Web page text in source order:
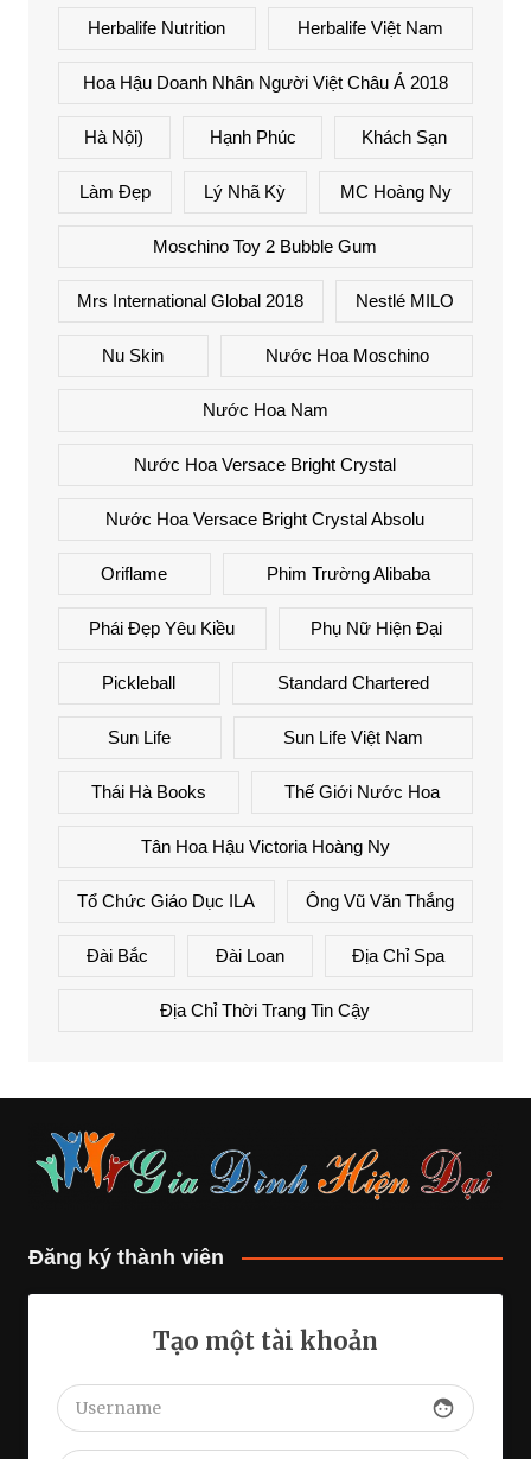
Herbalife Nutrition Herbalife Việt Nam
Hoa Hậu Doanh Nhân Người Việt Châu Á 2018
Hà Nội) Hạnh Phúc Khách Sạn
Làm Đẹp Lý Nhã Kỳ MC Hoàng Ny
Moschino Toy 2 Bubble Gum
Mrs International Global 2018 Nestlé MILO
Nu Skin Nước Hoa Moschino
Nước Hoa Nam
Nước Hoa Versace Bright Crystal
Nước Hoa Versace Bright Crystal Absolu
Oriflame Phim Trường Alibaba
Phái Đẹp Yêu Kiều Phụ Nữ Hiện Đại
Pickleball Standard Chartered
Sun Life Sun Life Việt Nam
Thái Hà Books Thế Giới Nước Hoa
Tân Hoa Hậu Victoria Hoàng Ny
Tổ Chức Giáo Dục ILA Ông Vũ Văn Thắng
Đài Bắc Đài Loan Địa Chỉ Spa
Địa Chỉ Thời Trang Tin Cậy
Đăng ký thành viên
Tạo một tài khoản
face